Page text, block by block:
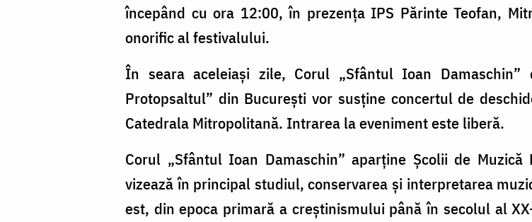
începând cu ora 12:00, în prezenţa IPS Părinte Teofan,
onorific al festivalului.
În seara aceleiaşi zile, Corul „Sfântul Ioan
Protopsaltul” din Bucureşti vor susţine concertul de
Catedrala Mitropolitană. Intrarea la eveniment este liberă.
Corul „Sfântul Ioan Damaschin” aparţine Şcolii de
vizează în principal studiul, conservarea şi interpretarea
est, din epoca primară a creştinismului până în secolul al